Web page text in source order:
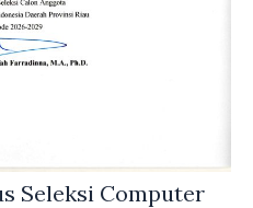
Seleksi Computer